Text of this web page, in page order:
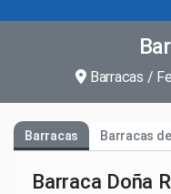
Barracas /
Barracas Barracas
Barraca Doña